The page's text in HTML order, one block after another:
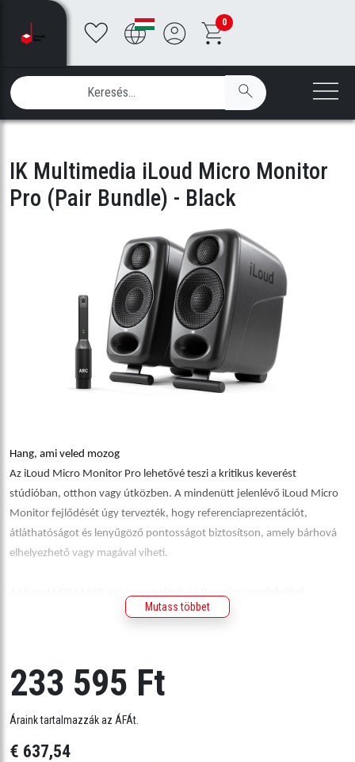
0
IK Multimedia iLoud Micro Monitor
Pro (Pair Bundle) - Black
Hang, ami veled mozog
Az iLoud Micro Monitor Pro lehetővé teszi a kritikus keverést
stúdióban, otthon vagy útközben. A mindenütt jelenlévő iLoud Micro
Monitor fejlődését úgy tervezték, hogy referenciaprezentációt,
átláthatóságot és lenyűgöző pontosságot biztosítson, amely bárhová
elhelyezhető vagy magával viheti.
megegyező ARC szobakalibrációs és vezérlőszoftverrel a Micro Monitor
hangos munkára kifejezetten nem tervezett terekig.
Mutass többet
233 595 Ft
Áraink tartalmazzák az ÁFÁt.
€ 637,54